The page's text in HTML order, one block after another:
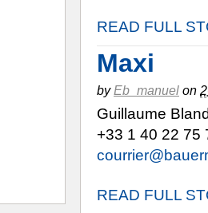
READ FULL
Maxi
by Eb_manuel on
Guillaume
+33 1 40 22 75
READ FULL